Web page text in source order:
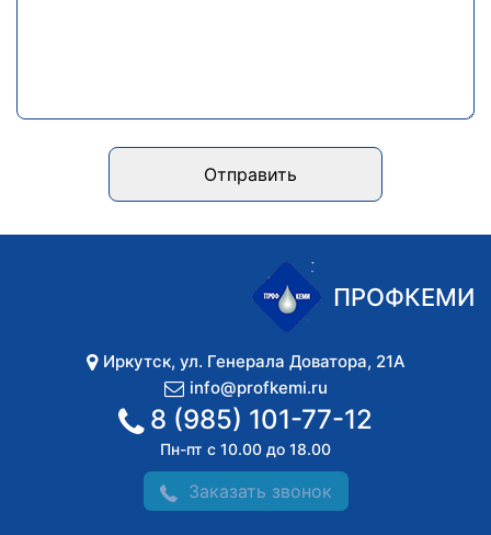
Отправить
ПРОФКЕМИ
Иркутск, ул. Генерала Доватора, 21А
info@profkemi.ru
8 (985) 101-77-12
Пн-пт с 10.00 до 18.00
Заказать звонок